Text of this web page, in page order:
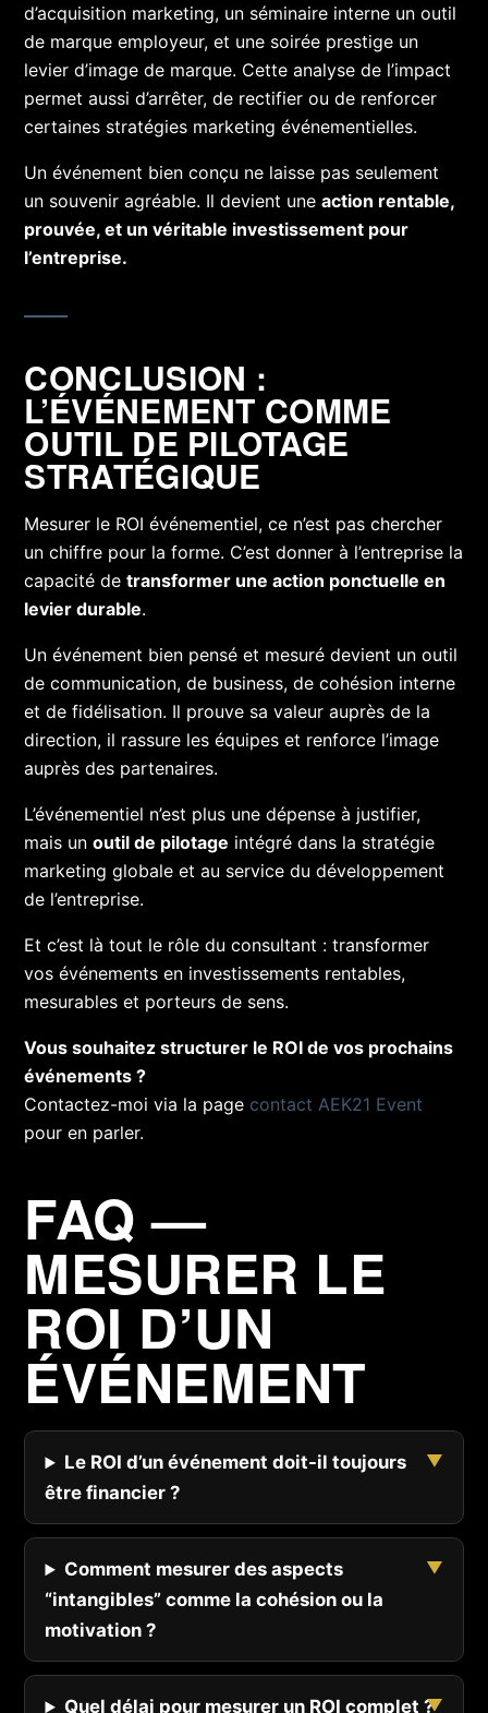
d’acquisition marketing, un séminaire interne un outil
de marque employeur, et une soirée prestige un
levier d’image de marque. Cette analyse de l’impact
permet aussi d’arrêter, de rectifier ou de renforcer
certaines stratégies marketing événementielles.
Un événement bien conçu ne laisse pas seulement
un souvenir agréable. Il devient uneaction rentable,
prouvée, et un véritable investissement pour
l’entreprise.
CONCLUSION :
L’ÉVÉNEMENT COMME
OUTIL DE PILOTAGE
STRATÉGIQUE
Mesurer le ROI événementiel, ce n’est pas chercher
un chiffre pour la forme. C’est donner à l’entreprise la
capacité detransformer une action ponctuelle en
levier durable.
Un événement bien pensé et mesuré devient un outil
de communication, de business, de cohésion interne
et de fidélisation. Il prouve sa valeur auprès de la
direction, il rassure les équipes et renforce l’image
auprès des partenaires.
L’événementiel n’est plus une dépense à justifier,
mais unoutil de pilotage intégré dans la stratégie
marketing globale et au service du développement
de l’entreprise.
Et c’est là tout le rôle du consultant : transformer
vos événements en investissements rentables,
mesurables et porteurs de sens.
Vous souhaitez structurer le ROI de vos prochains
événements ?
Contactez-moi via la page contact AEK21 Event
pour en parler.
FAQ —
MESURER LE
ROI D’UN
ÉVÉNEMENT
Le ROI d’un événement doit-il toujours
être financier ?
Comment mesurer des aspects
“intangibles” comme la cohésion ou la
motivation ?
Quel délai pour mesurer un ROI complet ?